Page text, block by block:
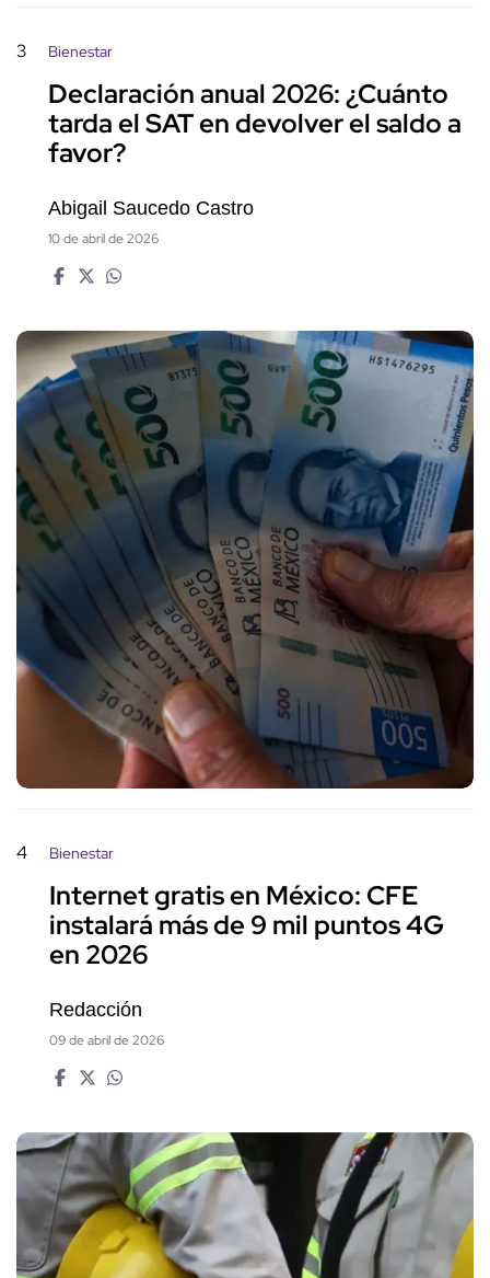
3 Bienestar
Declaración anual 2026: ¿Cuánto
tarda el SAT en devolver el saldo a
favor?
Abigail Saucedo Castro
10 de abril de 2026
4 Bienestar
Internet gratis en México: CFE
instalará más de 9 mil puntos 4G
en 2026
Redacción
09 de abril de 2026